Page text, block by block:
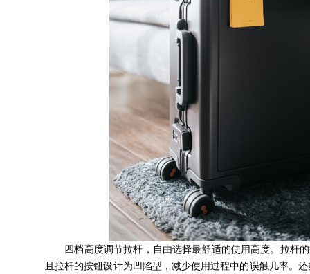
四档高度调节拉杆，自由选择最舒适的使用高度。拉杆的
且拉杆的按钮设计为凹陷型，减少使用过程中的误触几率。